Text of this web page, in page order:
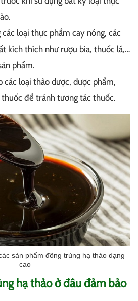
loại thực phẩm cay nóng, các
kích thích như rượu bia, thuốc lá,…
phẩm.
các loại thảo dược, dược phẩm,
để tránh tương tác thuốc.
sản phẩm đông trùng hạ thảo dạng
cao
hạ thảo ở đâu đảm bảo